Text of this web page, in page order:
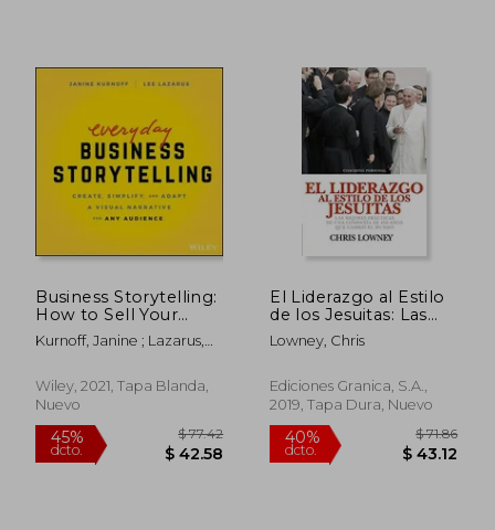
45%
dcto.
$ 47.29 45%
dcto.
Business Storytelling:
How to Sell Your
Ideas, Drive Decision-
Making, and Advance
Inglés)
Kurnoff, Janine ; Lazarus,
Wiley, 2021, Tapa Blanda,
Nuevo
El Liderazgo al Estilo
de los Jesuitas: Las
Mejores Prácticas de
una Compañía de 450
Mundo
Lowney, Chris
Ediciones Granica, S.A.,
2019, Tapa Dura, Nuevo